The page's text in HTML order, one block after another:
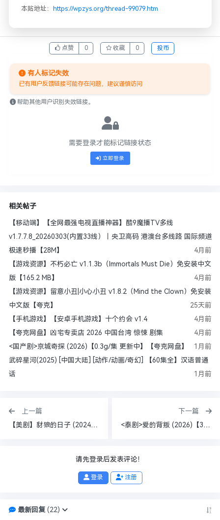
本贴地址： https://wpzys.org/thread-99079.htm
点赞 0 收藏 0 投币
有人标记失效
已有用户反馈链接可能存在问题，建议谨慎访问
帮助其他用户识别失效链接。
需要登录才能标记链接状态
立即登录
相关帖子
【移动端】【全网最强电视直播神器】酷9魔播TV多线
v1.7.7.8_20260303(内置33线）丨央卫高码 港澳台多线路 国际频道
极速秒播【28M】
4月前
【游戏资源】不朽必亡 v1.1.3b（Immortals Must Die）免安装中文
版【165.2 MB】
4月前
【游戏资源】留意小丑|小心小丑 v1.8.2（Mind the Clown）免安装
中文版【夸克】
25天前
【手机游戏】【安卓手机游戏】十个约会 v1.4
4月前
【夸克网盘】凶宅专卖店 2026 中国台湾 惊悚 剧集
4月前
<国产剧>京城奇探 (2026)【0.3g/集 更新中】【夸克网盘】
1月前
武碎星河(2025) [中国大陆] [动作/动画/奇幻] 【60集全】汉语普通
话
1月前
上一篇
【美剧】豺狼的日子 (2024) 1080p + 4K 中英字幕 全10集 74g 夸克
下一篇
<泰剧>爱的背叛 (2026)【3.6G/集 更新中】【夸克网盘】
请先登录后发表评论！
登录 注册
最新回复(22)